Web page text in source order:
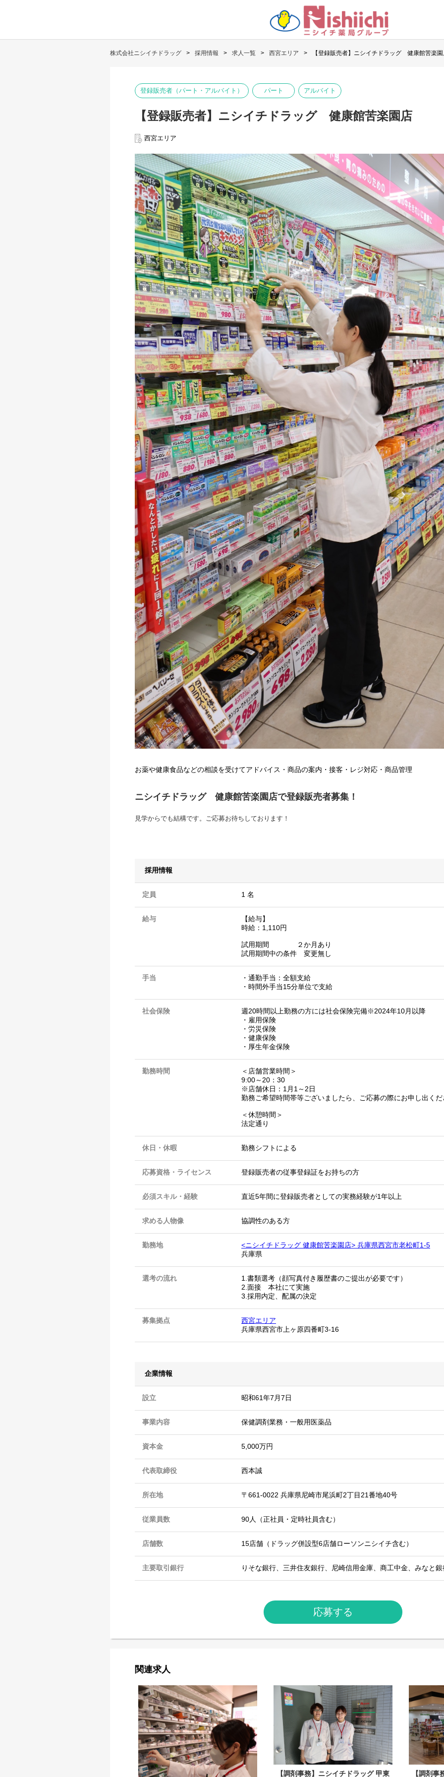
株式会社ニシイチドラッグ 採用情報 求人一覧 西宮エリア 【登録販売者】ニシイチドラッグ 健康館苦楽
登録販売者（パート・アルバイト） パート アルバイト
【登録販売者】ニシイチドラッグ 健康館苦楽園店
西宮エリア
お薬や健康食品などの相談を受けてアドバイス・商品の案内・接客・レジ対応・商品管理
ニシイチドラッグ 健康館苦楽園店で登録販売者募集！
見学からでも結構です。ご応募お待ちしております！
採用情報
定員 1 名
給与
【給与】
時給：1,110円
試用期間 ２か月あり
試用期間中の条件 変更無し
手当
・通勤手当：全額支給
・時間外手当15分単位で支給
社会保険
週20時間以上勤務の方には社会保険完備※2024年10月以降
・雇用保険
・労災保険
・健康保険
・厚生年金保険
勤務時間
＜店舗営業時間＞
9:00～20：30
※店舗休日：1月1～2日
勤務ご希望時間帯等ございましたら、ご応募の際にお申し出く
＜休憩時間＞
法定通り
休日・休暇 勤務シフトによる
応募資格・ライセンス 登録販売者の従事登録証をお持ちの方
必須スキル・経験 直近5年間に登録販売者としての実務経験が1年以上
求める人物像 協調性のある方
勤務地
<ニシイチドラッグ 健康館苦楽園店> 兵庫県西宮市老松町1-5
兵庫県
選考の流れ
1.書類選考（顔写真付き履歴書のご提出が必要です）
2.面接 本社にて実施
3.採用内定、配属の決定
募集拠点
西宮エリア
兵庫県西宮市上ヶ原四番町3-16
企業情報
設立 昭和61年7月7日
事業内容 保健調剤業務・一般用医薬品
資本金 5,000万円
代表取締役 西本誠
所在地 〒661-0022 兵庫県尼崎市尾浜町2丁目21番地40号
従業員数 90人（正社員・定時社員含む）
店舗数 15店舗（ドラッグ併設型6店舗ローソンニシイチ含む）
主要取引銀行 りそな銀行、三井住友銀行、尼崎信用金庫、商工中金、みなと銀
応募する
関連求人
【調剤事務】ニシイチドラッグ 甲東 【調剤